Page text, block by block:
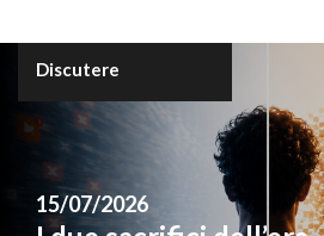
Discutere
15/07/2026